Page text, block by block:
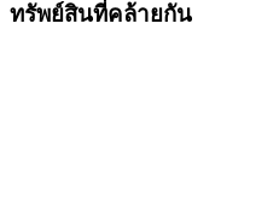
ทรัพย์สินที่คล้ายกัน